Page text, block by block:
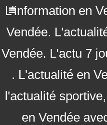
L'information en
Vendée.
Vendée. L'actu 7
. L'actualité en
l'actualité
en Vendée